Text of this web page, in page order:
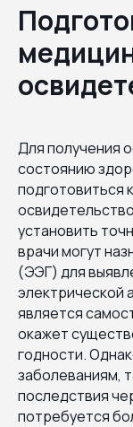
Для получения
состоянию
подготовиться
установить
врачи могут
(ЭЭГ) для
электрической
является
окажет
годности.
заболеваниям,
последствия
потребуется